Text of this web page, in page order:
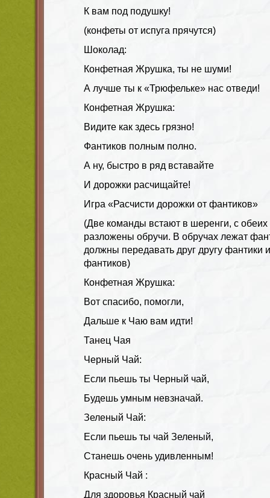
К вам под подушку!
(конфеты от испуга прячутся)
Шоколад:
Конфетная Жрушка, ты не шуми!
А лучше ты к «Трюфельке» нас отведи!
Конфетная Жрушка:
Видите как здесь грязно!
Фантиков полным полно.
А ну, быстро в ряд вставайте
И дорожки расчищайте!
Игра «Расчисти дорожки от фантиков»
(Две команды встают в шеренги, с обеих
разложены обручи. В обручах лежат
должны передавать друг другу фантики
фантиков)
Конфетная Жрушка:
Вот спасибо, помогли,
Дальше к Чаю вам идти!
Танец Чая
Черный Чай:
Если пьешь ты Черный чай,
Будешь умным невзначай.
Зеленый Чай:
Если пьешь ты чай Зеленый,
Станешь очень удивленным!
Красный Чай :
Для здоровья Красный чай